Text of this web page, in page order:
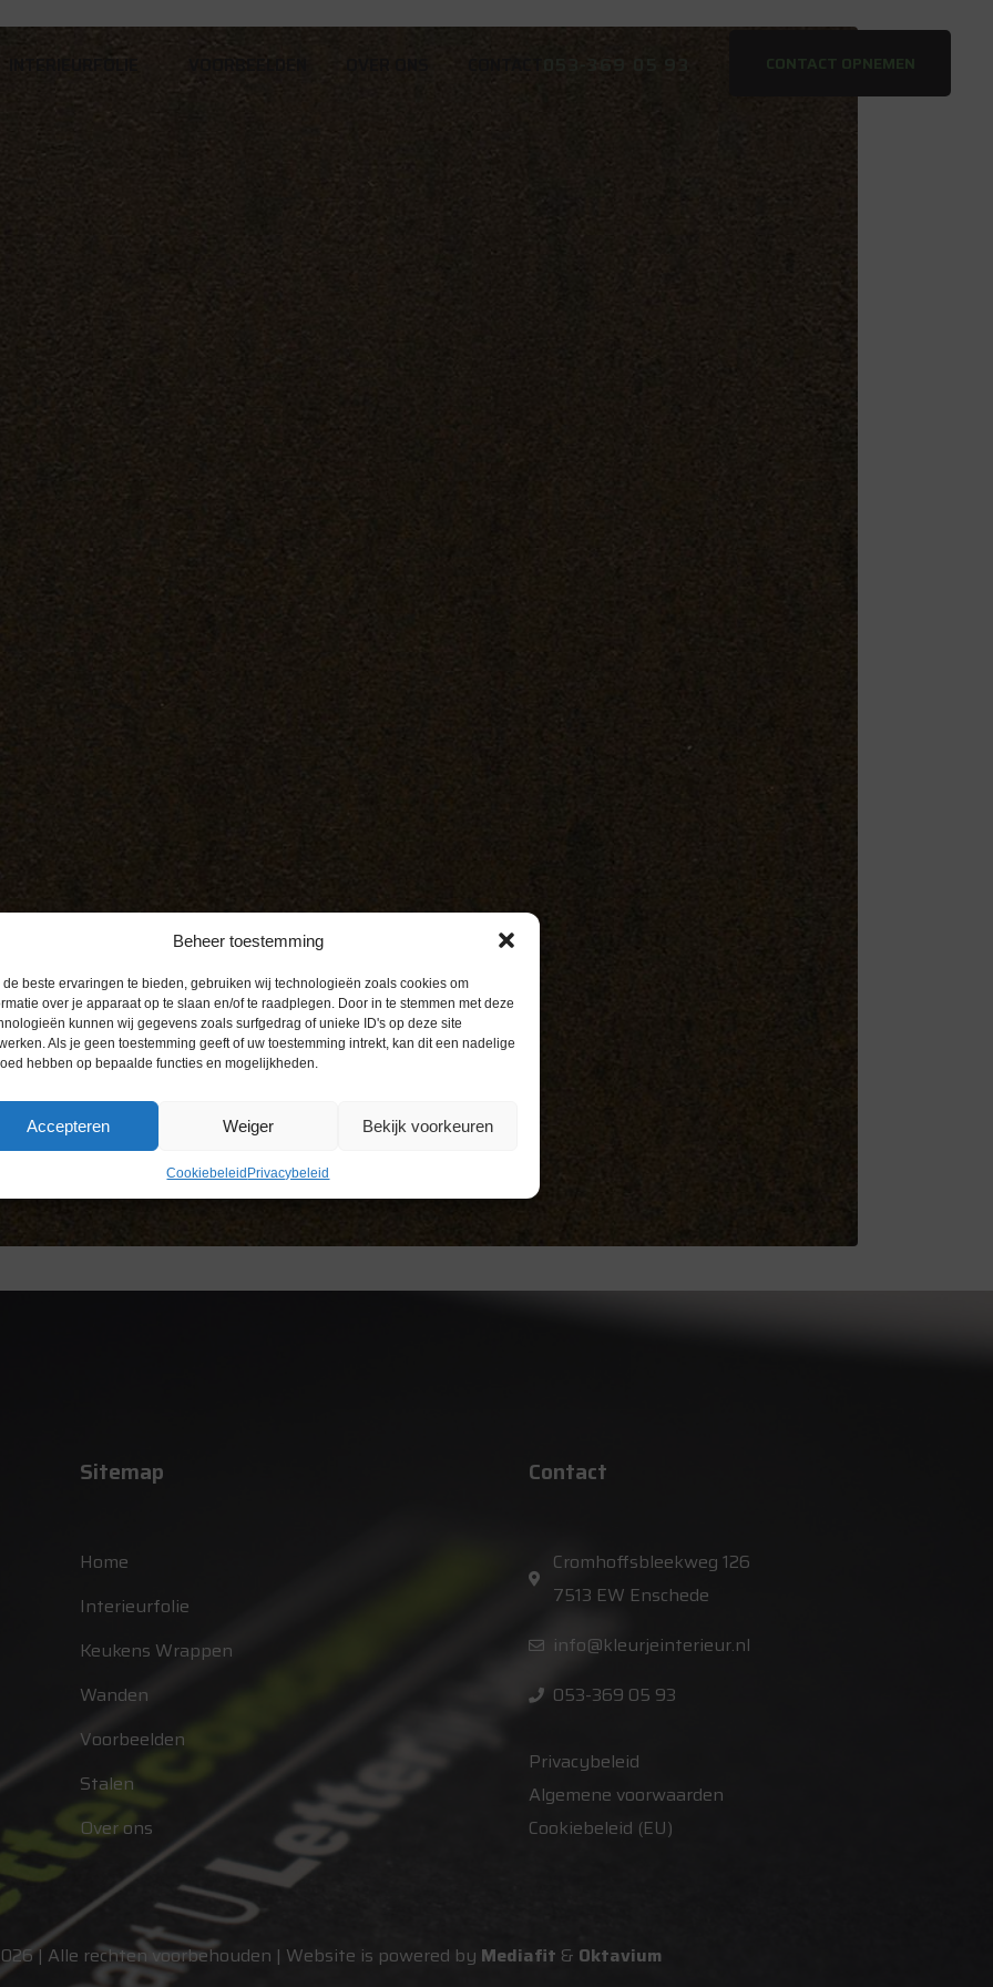
Beheer toestemming
de beste ervaringen te bieden, gebruiken wij technologieën zoals cookies om
over je apparaat op te slaan en/of te raadplegen. Door in te stemmen met deze
kunnen wij gegevens zoals surfgedrag of unieke ID's op deze site
Als je geen toestemming geeft of uw toestemming intrekt, kan dit een nadelige
hebben op bepaalde functies en mogelijkheden.
Accepteren Weiger Bekijk voorkeuren
Cookiebeleid Privacybeleid
INTERIEURFOLIE VOORBEELDEN CONTACT OPNEMEN
Sitemap
Home
Interieurfolie
Keukens Wrappen
Wanden
Voorbeelden
Stalen
Over ons
Contact
Cromhoffsbleekweg 126
7513 EW Enschede
info@kleurjeinterieur.nl
053-369 05 93
Privacybeleid
Algemene voorwaarden
Cookiebeleid (EU)
| Alle rechten voorbehouden | Website is powered by Mediafit & Oktavium